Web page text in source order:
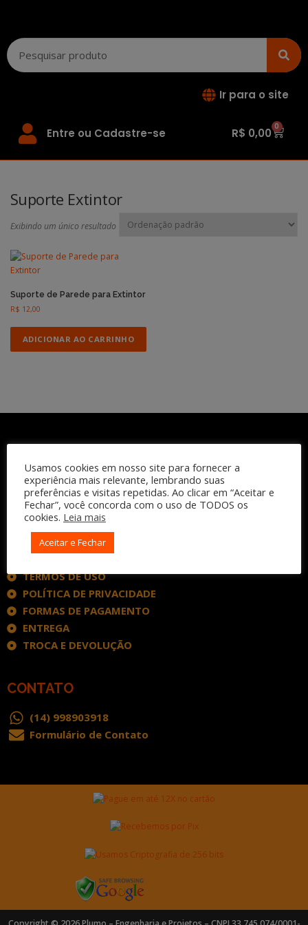
Ir para o site
Entre ou Cadastre-se R$ 0,00 0
Suporte Extintor
Exibindo um único resultado
Suporte de Parede para Extintor
R$ 12,00
ADICIONAR AO CARRINHO
INSTITUCIONAL
TERMOS DE USO
POLÍTICA DE PRIVACIDADE
FORMAS DE PAGAMENTO
ENTREGA
TROCA E DEVOLUÇÃO
CONTATO
(14) 998903918
Formulário de Contato
Usamos cookies em nosso site para fornecer a
experiência mais relevante, lembrando suas
preferências e visitas repetidas. Ao clicar em “Aceitar e
Fechar”, você concorda com o uso de TODOS os
cookies. Leia mais
Aceitar e Fechar